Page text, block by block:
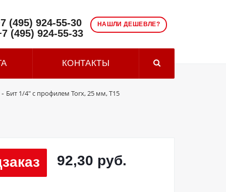
НАШЛИ ДЕШЕВЛЕ?
(495) 924-55-30
(495) 924-55-33
КОНТАКТЫ
- Бит 1/4" с профилем Torx, 25 мм, Т15
92,30 руб.